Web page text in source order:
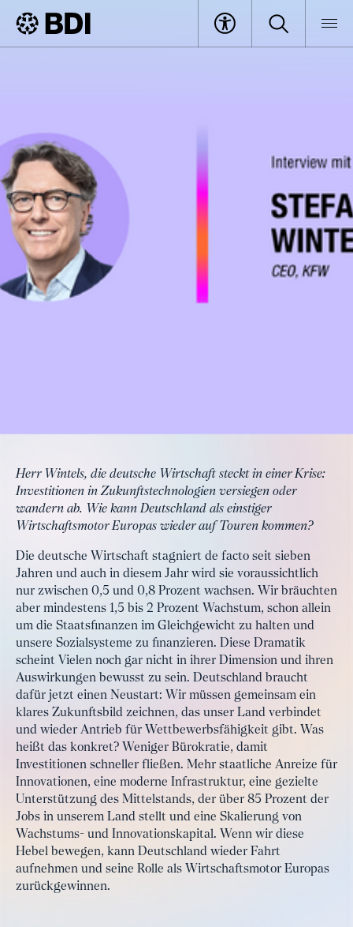
Herr Wintels, die deutsche Wirtschaft steckt in einer Krise:
Investitionen in Zukunftstechnologien versiegen oder
wandern ab. Wie kann Deutschland als einstiger
Wirtschaftsmotor Europas wieder auf Touren kommen?
Die deutsche Wirtschaft stagniert de facto seit sieben
Jahren und auch in diesem Jahr wird sie voraussichtlich
nur zwischen 0,5 und 0,8 Prozent wachsen. Wir bräuchten
aber mindestens 1,5 bis 2 Prozent Wachstum, schon allein
um die Staatsfinanzen im Gleichgewicht zu halten und
unsere Sozialsysteme zu finanzieren. Diese Dramatik
scheint Vielen noch gar nicht in ihrer Dimension und ihren
Auswirkungen bewusst zu sein. Deutschland braucht
dafür jetzt einen Neustart: Wir müssen gemeinsam ein
klares Zukunftsbild zeichnen, das unser Land verbindet
und wieder Antrieb für Wettbewerbsfähigkeit gibt. Was
heißt das konkret? Weniger Bürokratie, damit
Investitionen schneller fließen. Mehr staatliche Anreize für
Innovationen, eine moderne Infrastruktur, eine gezielte
Unterstützung des Mittelstands, der über 85 Prozent der
Jobs in unserem Land stellt und eine Skalierung von
Wachstums- und Innovationskapital. Wenn wir diese
Hebel bewegen, kann Deutschland wieder Fahrt
aufnehmen und seine Rolle als Wirtschaftsmotor Europas
zurückgewinnen.